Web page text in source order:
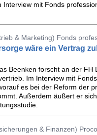
Interview mit Fonds
& Marketing) Fonds
wäre ein Vertrag
Beenken forscht an der FH
Im Interview mit
es bei der Reform der
Außerdem äußert er
& Finanzen)